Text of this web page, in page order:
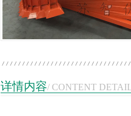
详情内容/ CONTENT